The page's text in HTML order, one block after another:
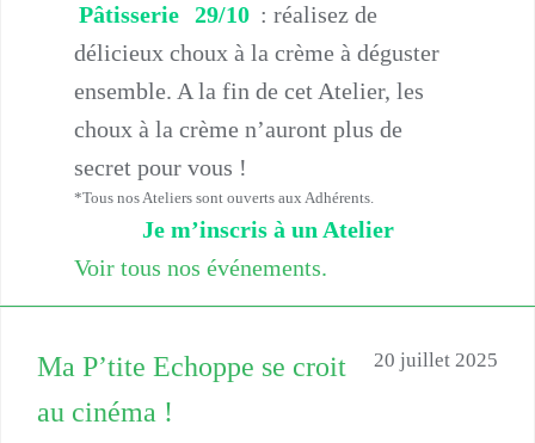
Pâtisserie 29/10 : réalisez de
délicieux choux à la crème à déguster
ensemble. A la fin de cet Atelier, les
choux à la crème n’auront plus de
secret pour vous !
*Tous nos Ateliers sont ouverts aux Adhérents.
Je m’inscris à un Atelier
Voir tous nos événements.
20 juillet 2025
Ma P’tite Echoppe se croit
au cinéma !